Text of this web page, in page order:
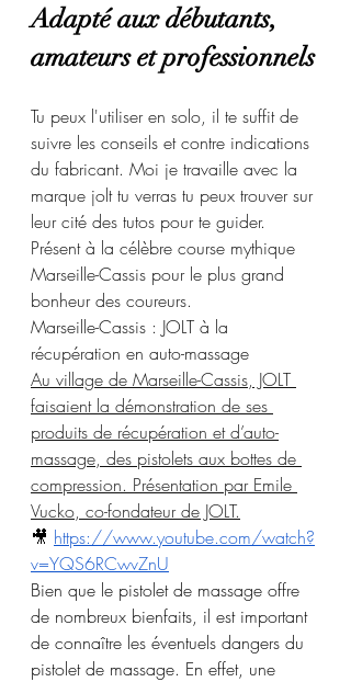
Adapté aux débutants,
amateurs et professionnels
Tu peux l'utiliser en solo, il te suffit de
suivre les conseils et contre indications
du fabricant. Moi je travaille avec la
marque jolt tu verras tu peux trouver sur
leur cité des tutos pour te guider.
Présent à la célèbre course mythique
Marseille-Cassis pour le plus grand
bonheur des coureurs.
Marseille-Cassis : JOLT à la
récupération en auto-massage
Au village de Marseille-Cassis, JOLT
faisaient la démonstration de ses
produits de récupération et d’auto-
massage, des pistolets aux bottes de
compression. Présentation par Emile
Vucko, co-fondateur de JOLT.
🎥 https://www.youtube.com/watch?
v=YQS6RCwvZnU
Bien que le pistolet de massage offre
de nombreux bienfaits, il est important
de connaître les éventuels dangers du
pistolet de massage. En effet, une